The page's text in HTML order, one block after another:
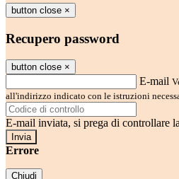
button close ×
Recupero password
button close ×
E-mail
all'indirizzo indicato con le istruzioni
E-mail inviata, si prega di controllare
Errore
Chiudi